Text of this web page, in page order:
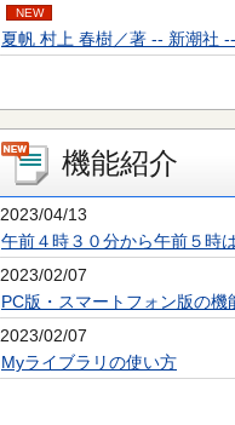
NEW
夏帆 村上 春樹／著 -- 新潮社
機能紹介
2023/04/13
午前４時３０分から午前５時
2023/02/07
PC版・スマートフォン版の機
2023/02/07
Myライブラリの使い方